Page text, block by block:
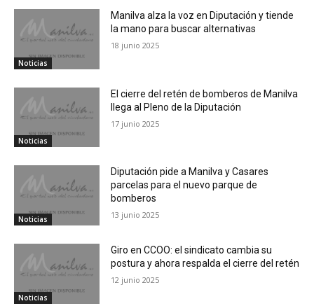
Noticias
Manilva alza la voz en Diputación y tiende
la mano para buscar alternativas
18 junio 2025
Noticias
El cierre del retén de bomberos de Manilva
llega al Pleno de la Diputación
17 junio 2025
Noticias
Diputación pide a Manilva y Casares
parcelas para el nuevo parque de
bomberos
13 junio 2025
Noticias
Giro en CCOO: el sindicato cambia su
postura y ahora respalda el cierre del retén
12 junio 2025